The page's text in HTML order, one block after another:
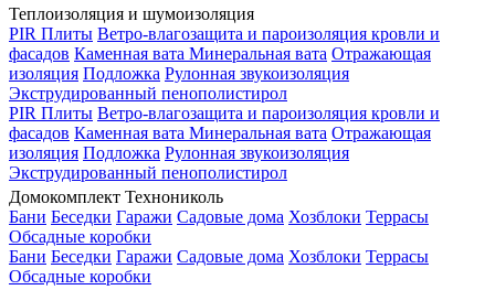
Теплоизоляция и шумоизоляция
PIR Плиты Ветро-влагозащита и пароизоляция кровли и
фасадов Каменная вата Минеральная вата Отражающая
изоляция Подложка Рулонная звукоизоляция
Экструдированный пенополистирол
PIR Плиты Ветро-влагозащита и пароизоляция кровли и
фасадов Каменная вата Минеральная вата Отражающая
изоляция Подложка Рулонная звукоизоляция
Экструдированный пенополистирол
Домокомплект Технониколь
Бани Беседки Гаражи Садовые дома Хозблоки Террасы
Обсадные коробки
Бани Беседки Гаражи Садовые дома Хозблоки Террасы
Обсадные коробки